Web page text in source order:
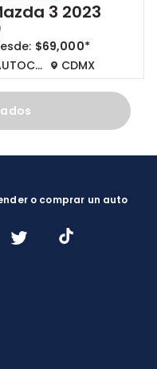
3 2023
$69,000*
CDMX
o comprar un auto